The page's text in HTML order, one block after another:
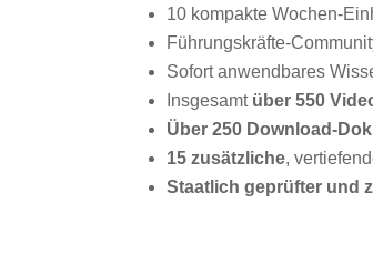
10 kompakte Wochen-
Führungskräfte-
Sofort anwendbares
Insgesamt über 550
Über 250 Download-
15 zusätzliche,
Staatlich geprüfter und